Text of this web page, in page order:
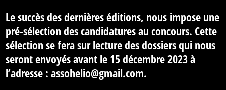
Le succès des dernières éditions, nous impose une
pré-sélection des candidatures au concours. Cette
sélection se fera sur lecture des dossiers qui nous
seront envoyésavant le 15 décembre 2023à
l’adresse : assohelio@gmail.com.